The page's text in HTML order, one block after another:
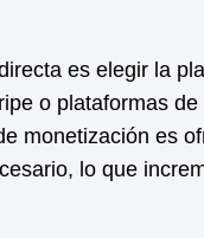
es elegir la
o plataformas
monetización es
lo que